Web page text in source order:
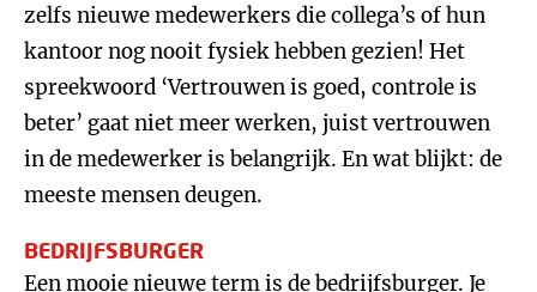
zelfs nieuwe medewerkers die collega’s of hun
kantoor nog nooit fysiek hebben gezien! Het
spreekwoord ‘Vertrouwen is goed, controle is
beter’ gaat niet meer werken, juist vertrouwen
in de medewerker is belangrijk. En wat blijkt: de
meeste mensen deugen.
BEDRIJFSBURGER
Een mooie nieuwe term is de bedrijfsburger. Je